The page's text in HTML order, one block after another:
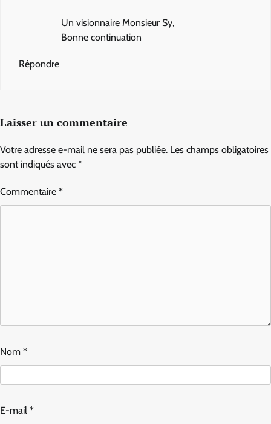
Un visionnaire Monsieur Sy,
Bonne continuation
Répondre
Laisser un commentaire
Votre adresse e-mail ne sera pas publiée. Les champs obligatoires
sont indiqués avec *
Commentaire *
Nom *
E-mail *